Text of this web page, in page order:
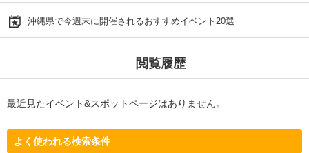
沖縄県で今週末に開催されるおすすめイベント20選
閲覧履歴
最近見たイベント&スポットページはありません。
よく使われる検索条件